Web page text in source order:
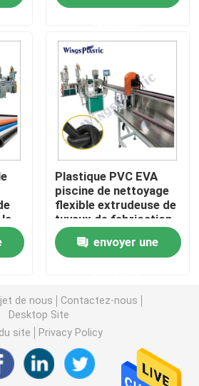
de tuyau de HDPE
de tuyau de PVC
de tuyau de PPR
de tuyau de PE
de tuyau
de production
d'extrudeuse de feuille
de
Plastique PVC EVA
piscine de nettoyage
flexible extrudeuse de
tuyaux de fabrication
de machine ligne de
productionenvoyer une
de nous
Contactez-nous
Desktop Site
site
Privacy Policy